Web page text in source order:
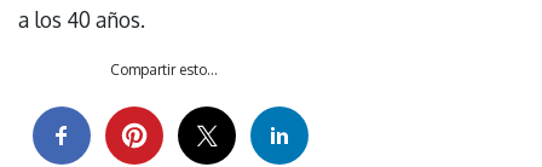
a los 40 años.
Compartir esto...